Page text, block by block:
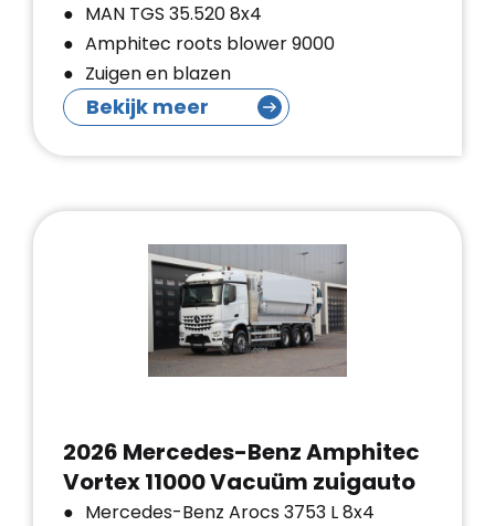
MAN TGS 35.520 8x4
Amphitec roots blower 9000
Zuigen en blazen
Bekijk meer
2026 Mercedes-Benz Amphitec
Vortex 11000 Vacuüm zuigauto
Mercedes-Benz Arocs 3753 L 8x4